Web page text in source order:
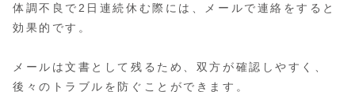
体調不良で2日連続休む際には、メールで連絡をすると
効果的です。
メールは文書として残るため、双方が確認しやすく、
後々のトラブルを防ぐことができます。